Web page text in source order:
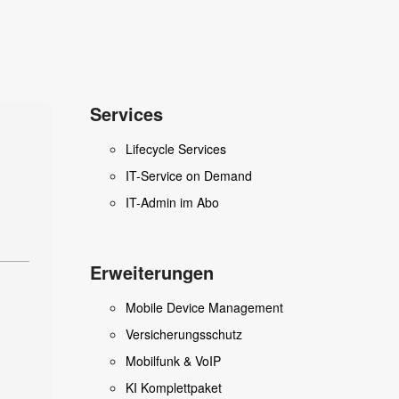
Services
Lifecycle Services
IT-Service on Demand
IT-Admin im Abo
Erweiterungen
Mobile Device Management
Versicherungsschutz
Mobilfunk & VoIP
KI Komplettpaket